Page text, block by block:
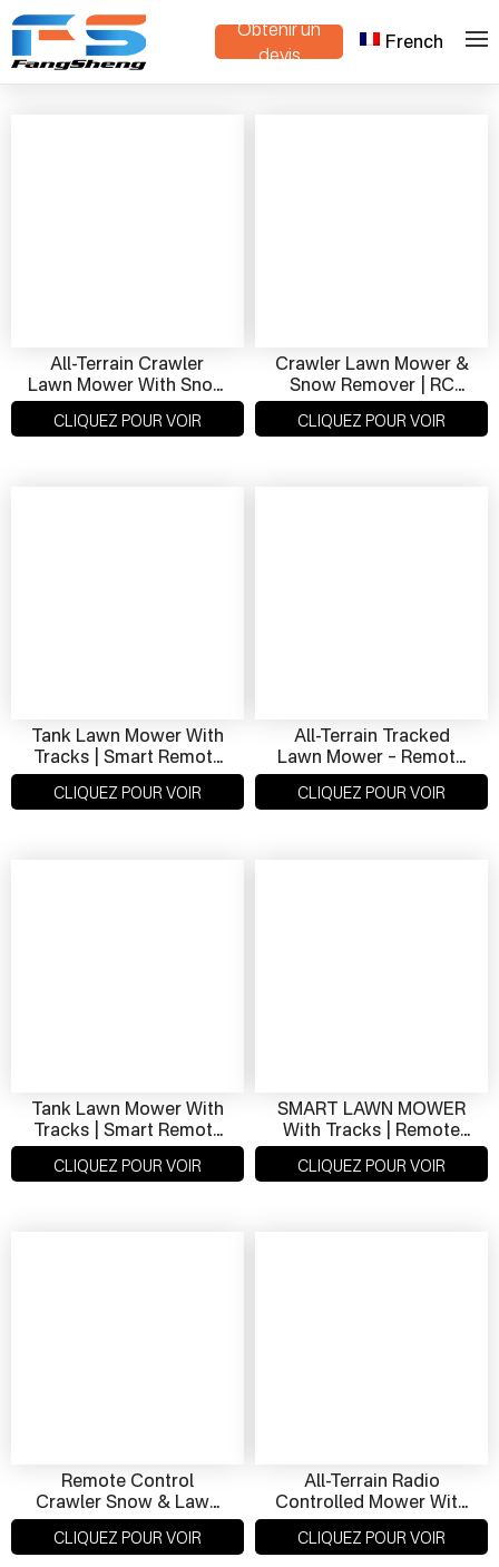
Obtenir un
devis
French
Maison > Produits
All-Terrain Crawler
Lawn Mower With Snow
Removal Function |
High Performance,
CLIQUEZ POUR VOIR
Crawler Lawn Mower &
Snow Remover | RC
Smart Crawler For
Year-Round Use
CLIQUEZ POUR VOIR
Tank Lawn Mower With
Tracks | Smart Remote
Control Snow & Grass
Cutter
CLIQUEZ POUR VOIR
All-Terrain Tracked
Lawn Mower – Remote
Operated, Hybrid
Powered, Ideal For
CLIQUEZ POUR VOIR
Tank Lawn Mower With
Tracks | Smart Remote
Control Mower For
Rugged Terrain
CLIQUEZ POUR VOIR
SMART LAWN MOWER
With Tracks | Remote
Mower & Snow Plow
For Rugged Terrain
CLIQUEZ POUR VOIR
Remote Control
Crawler Snow & Lawn
Mower | Smart All-
Terrain Grass & Snow
CLIQUEZ POUR VOIR
All-Terrain Radio
Controlled Mower With
Snow Removal –
Compact Tank Design
CLIQUEZ POUR VOIR